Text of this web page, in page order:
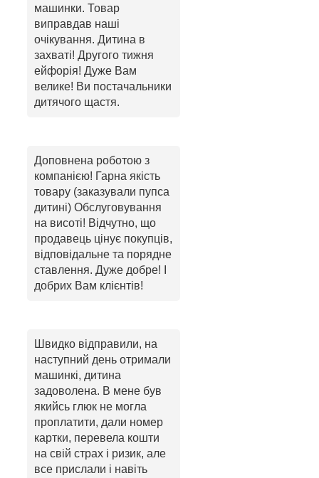
машинки. Товар
виправдав наші
очікування. Дитина в
захваті! Другого тижня
ейфорія! Дуже Вам
велике! Ви постачальники
дитячого щастя.
Доповнена роботою з
компанією! Гарна якість
товару (заказували пупса
дитині) Обслуговування
на висоті! Відчутно, що
продавець цінує покупців,
відповідальне та порядне
ставлення. Дуже добре! І
добрих Вам клієнтів!
Швидко відправили, на
наступний день отримали
машинкі, дитина
задоволена. В мене був
якийсь глюк не могла
проплатити, дали номер
картки, перевела кошти
на свій страх і ризик, але
все прислали і навіть